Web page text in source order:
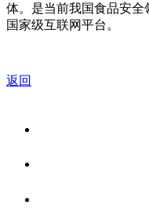
体。是当前我国食品安
国家级互联网平台。
返回